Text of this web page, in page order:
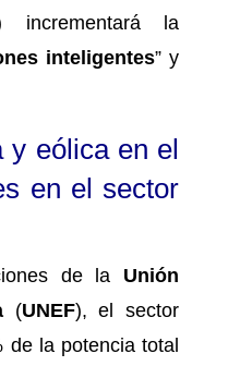
incrementará la
inteligentes” y
y eólica en el
en el sector
de la Unión
(UNEF), el sector
la potencia total